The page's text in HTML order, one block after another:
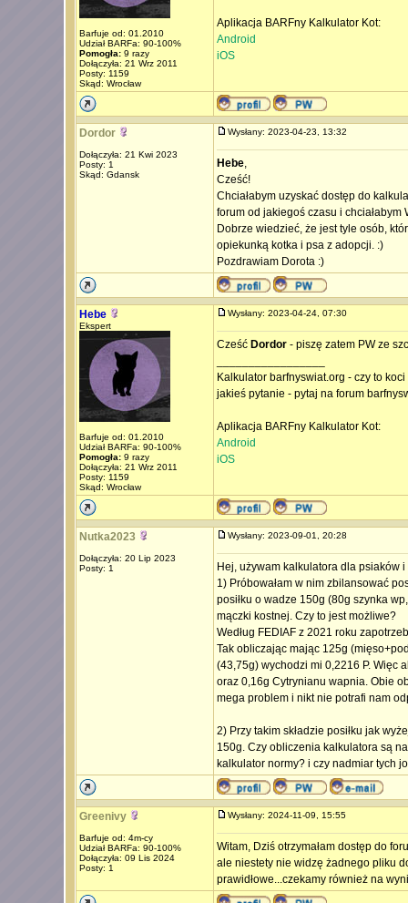
Barfuje od: 01.2010
Udział BARFa: 90-100%
Pomogła:9 razy
Dołączyła: 21 Wrz 2011
Posty: 1159
Skąd: Wrocław
Aplikacja BARFny Kalkulator Kot:
Android
iOS
Dordor
Dołączyła: 21 Kwi 2023
Posty: 1
Skąd: Gdansk
Wysłany: 2023-04-23, 13:32
Hebe,
Cześć!
Chciałabym uzyskać dostęp do
forum od jakiegoś czasu i chciałabym
Dobrze wiedzieć, że jest tyle osób,
opiekunką kotka i psa z adopcji. :)
Pozdrawiam Dorota :)
Hebe
Ekspert
Barfuje od: 01.2010
Udział BARFa: 90-100%
Pomogła:9 razy
Dołączyła: 21 Wrz 2011
Posty: 1159
Skąd: Wrocław
Wysłany: 2023-04-24, 07:30
Cześć Dordor- piszę zatem PW ze
Kalkulator barfnyswiat.org - czy to
jakieś pytanie - pytaj na forum
Aplikacja BARFny Kalkulator Kot:
Android
iOS
Nutka2023
Dołączyła: 20 Lip 2023
Posty: 1
Wysłany: 2023-09-01, 20:28
Hej, używam kalkulatora dla psiaków
1) Próbowałam w nim zbilansować
posiłku o wadze 150g (80g szynka
mączki kostnej. Czy to jest możliwe?
Według FEDIAF z 2021 roku
Tak obliczając mając 125g
(43,75g) wychodzi mi 0,2216 P. Więc
oraz 0,16g Cytrynianu wapnia. Obie
mega problem i nikt nie potrafi nam
2) Przy takim składzie posiłku jak
150g. Czy obliczenia kalkulatora są
kalkulator normy? i czy nadmiar tych
Greenivy
Barfuje od: 4m-cy
Udział BARFa: 90-100%
Dołączyła: 09 Lis 2024
Posty: 1
Wysłany: 2024-11-09, 15:55
Witam, Dziś otrzymałam dostęp do
ale niestety nie widzę żadnego pliku
prawidłowe...czekamy również na